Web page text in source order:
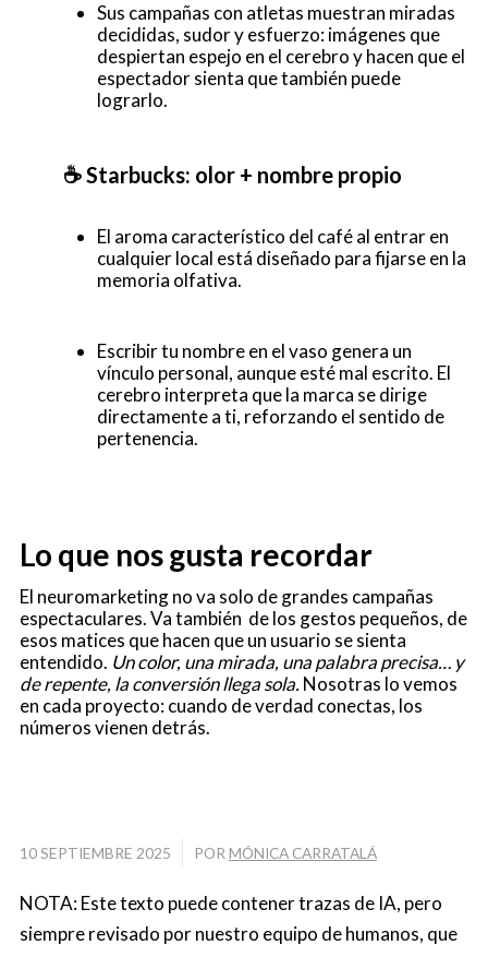
Sus campañas con atletas muestran miradas
decididas, sudor y esfuerzo: imágenes que
despiertan espejo en el cerebro y hacen que el
espectador sienta que también puede
lograrlo.
☕ Starbucks: olor + nombre propio
El aroma característico del café al entrar en
cualquier local está diseñado para fijarse en la
memoria olfativa.
Escribir tu nombre en el vaso genera un
vínculo personal, aunque esté mal escrito. El
cerebro interpreta que la marca se dirige
directamente a ti, reforzando el sentido de
pertenencia.
Lo que nos gusta recordar
El neuromarketing no va solo de grandes campañas
espectaculares. Va también de los gestos pequeños, de
esos matices que hacen que un usuario se sienta
entendido. Un color, una mirada, una palabra precisa… y
de repente, la conversión llega sola. Nosotras lo vemos
en cada proyecto: cuando de verdad conectas, los
números vienen detrás.
10 SEPTIEMBRE 2025
/ POR MÓNICA CARRATALÁ
NOTA: Este texto puede contener trazas de IA, pero
siempre revisado por nuestro equipo de humanos, que